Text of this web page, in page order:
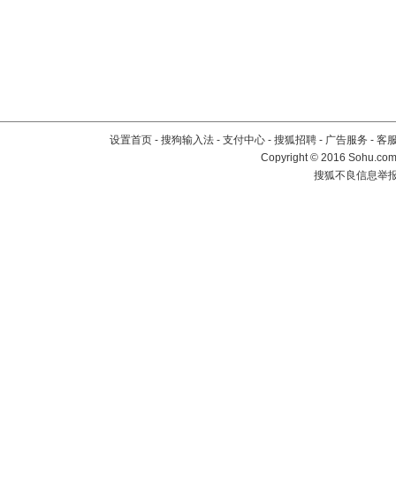
设置首页 - 搜狗输入法 - 支付中心 - 搜狐招聘 - 广告服务 - 客
Copyright©2016
搜狐不良信息举